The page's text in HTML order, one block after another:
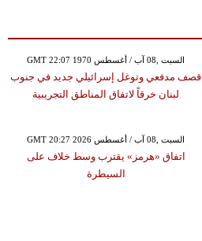
GMT 22:07 1970 السبت ,08 آب / أغسطس
قصف مدفعي وتوغل إسرائيلي جديد في جنوب
لبنان خرقاً لاتفاق المناطق التجريبية
GMT 20:27 2026 السبت ,08 آب / أغسطس
اتفاق «هرمز» يقترب وسط خلاف على
السيطرة